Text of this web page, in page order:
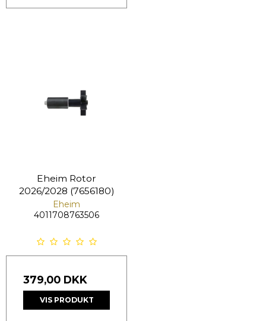
Eheim Rotor
2026/2028 (7656180)
Eheim
4011708763506
379,00 DKK
VIS PRODUKT